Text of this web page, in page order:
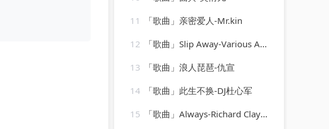
11
「歌曲」亲密爱人-Mr.kin
12
「歌曲」Slip Away-Various Artists
13
「歌曲」浪人琵琶-仇宣
14
「歌曲」此生不换-DJ杜心军
15
「歌曲」Always-Richard Clayderman